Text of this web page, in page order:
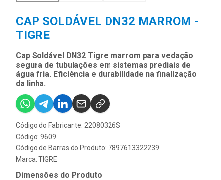
CAP SOLDÁVEL DN32 MARROM -
TIGRE
Cap Soldável DN32 Tigre marrom para vedação
segura de tubulações em sistemas prediais de
água fria. Eficiência e durabilidade na finalização
da linha.
Código do Fabricante: 22080326S
Código: 9609
Código de Barras do Produto: 7897613322239
Marca: TIGRE
Dimensões do Produto